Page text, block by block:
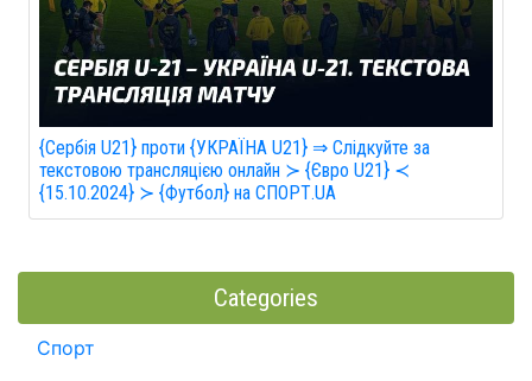
{Сербія U21} проти {УКРАЇНА U21} ⇒ Слідкуйте за
текстовою трансляцією онлайн ≻ {Євро U21} ≺
{15.10.2024} ≻ {Футбол} на СПОРТ.UA
Categories
Спорт